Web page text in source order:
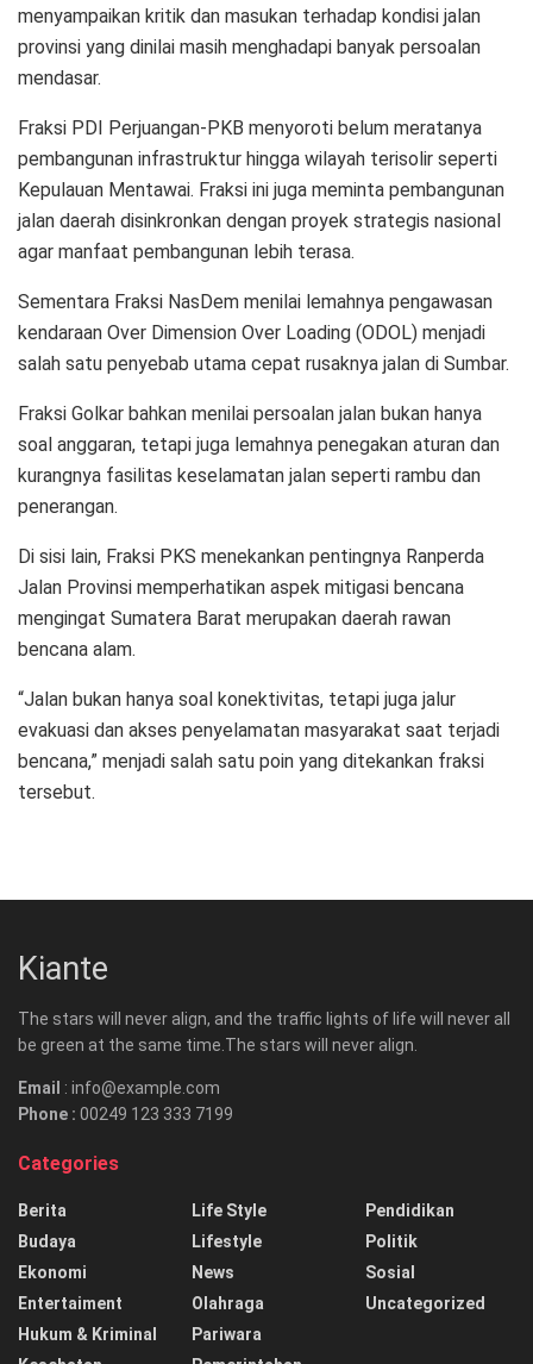
menyampaikan kritik dan masukan terhadap kondisi jalan
provinsi yang dinilai masih menghadapi banyak persoalan
mendasar.
Fraksi PDI Perjuangan-PKB menyoroti belum meratanya
pembangunan infrastruktur hingga wilayah terisolir seperti
Kepulauan Mentawai. Fraksi ini juga meminta pembangunan
jalan daerah disinkronkan dengan proyek strategis nasional
agar manfaat pembangunan lebih terasa.
Sementara Fraksi NasDem menilai lemahnya pengawasan
kendaraan Over Dimension Over Loading (ODOL) menjadi
salah satu penyebab utama cepat rusaknya jalan di Sumbar.
Fraksi Golkar bahkan menilai persoalan jalan bukan hanya
soal anggaran, tetapi juga lemahnya penegakan aturan dan
kurangnya fasilitas keselamatan jalan seperti rambu dan
penerangan.
Di sisi lain, Fraksi PKS menekankan pentingnya Ranperda
Jalan Provinsi memperhatikan aspek mitigasi bencana
mengingat Sumatera Barat merupakan daerah rawan
bencana alam.
“Jalan bukan hanya soal konektivitas, tetapi juga jalur
evakuasi dan akses penyelamatan masyarakat saat terjadi
bencana,” menjadi salah satu poin yang ditekankan fraksi
tersebut.
Kiante
The stars will never align, and the traffic lights of life will never all
be green at the same time.The stars will never align.
Email : info@example.com
Phone : 00249 123 333 7199
Categories
Berita
Budaya
Ekonomi
Entertaiment
Hukum & Kriminal
Life Style
Lifestyle
News
Olahraga
Pariwara
Pendidikan
Politik
Sosial
Uncategorized